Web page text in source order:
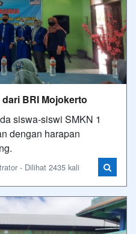
BRI Mojokerto
siswa-siswi SMKN 1
dengan harapan
- Dilihat 2435 kali